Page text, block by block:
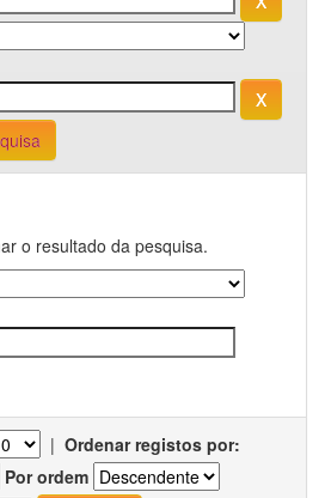
o resultado da pesquisa.
| Ordenar registos por:
Por ordem